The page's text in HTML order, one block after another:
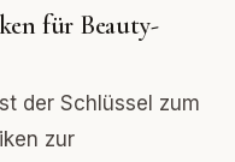
für Beauty-
der Schlüssel zum
zur